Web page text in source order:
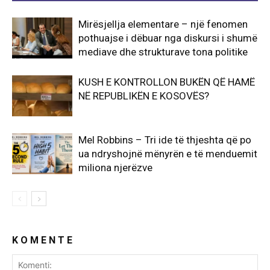
Mirësjellja elementare – një fenomen
pothuajse i dëbuar nga diskursi i shumë
mediave dhe strukturave tona politike
KUSH E KONTROLLON BUKËN QË HAMË
NË REPUBLIKËN E KOSOVËS?
Mel Robbins – Tri ide të thjeshta që po
ua ndryshojnë mënyrën e të menduemit
miliona njerëzve
K O M E N T E